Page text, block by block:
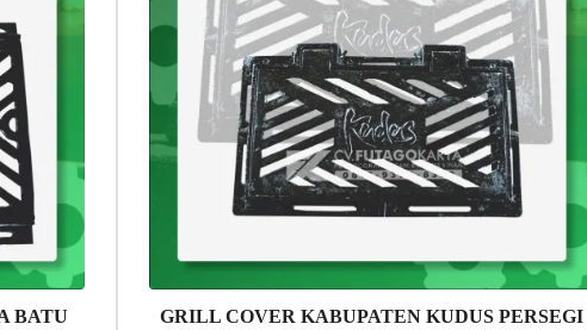
BATU GRILL COVER KABUPATEN KUDUS PERSEGI